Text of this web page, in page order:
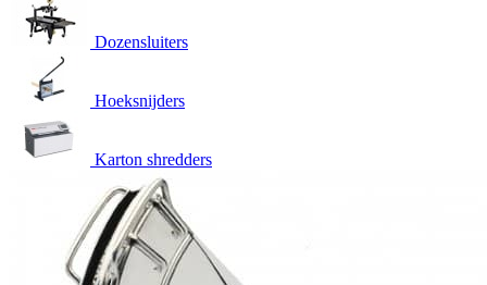
Dozensluiters
Hoeksnijders
Karton shredders